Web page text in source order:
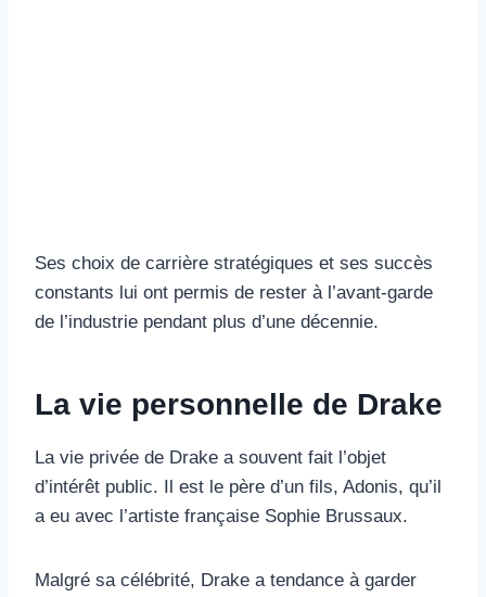
Ses choix de carrière stratégiques et ses succès
constants lui ont permis de rester à l’avant-garde
de l’industrie pendant plus d’une décennie.
La vie personnelle de Drake
La vie privée de Drake a souvent fait l’objet
d’intérêt public. Il est le père d’un fils, Adonis, qu’il
a eu avec l’artiste française Sophie Brussaux.
Malgré sa célébrité, Drake a tendance à garder